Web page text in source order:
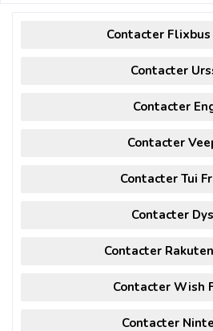
Contacter Flixbus
Contacter
Contacter
Contacter
Contacter Tui
Contacter
Contacter
Contacter Wish
Contacter